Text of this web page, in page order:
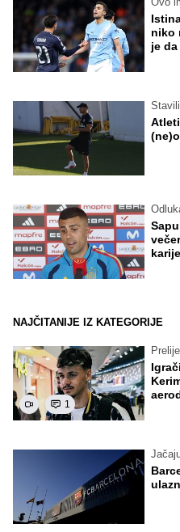
niko
je
NAJČITANIJE IZ KATEGORIJE
1